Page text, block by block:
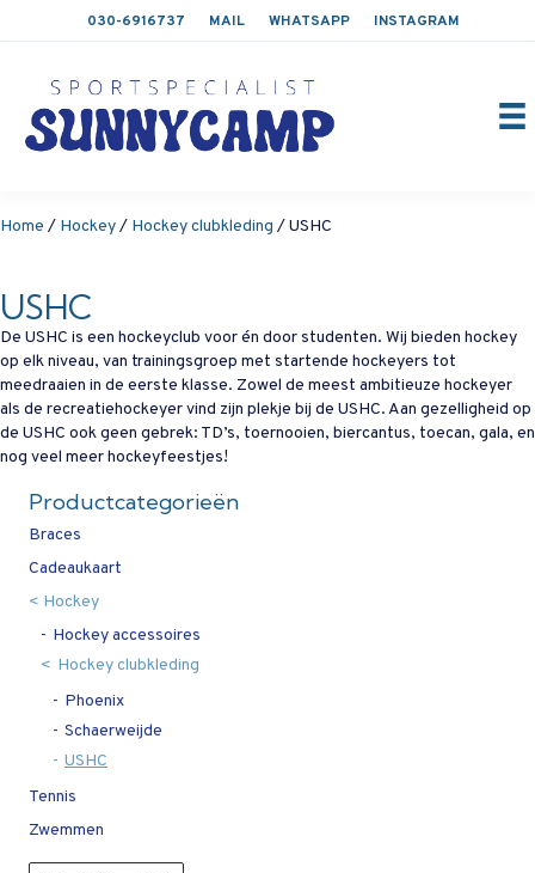
030-6916737 MAIL WHATSAPP INSTAGRAM
Home / Hockey/ Hockey clubkleding / USHC
USHC
De USHC is een hockeyclub voor én door studenten. Wij bieden hockey
op elk niveau, van trainingsgroep met startende hockeyers tot
meedraaien in de eerste klasse. Zowel de meest ambitieuze hockeyer
als de recreatiehockeyer vind zijn plekje bij de USHC. Aan gezelligheid op
de USHC ook geen gebrek: TD’s, toernooien, biercantus, toecan, gala, en
nog veel meer hockeyfeestjes!
Productcategorieën
Braces
Cadeaukaart
Hockey
Hockey accessoires
Hockey clubkleding
Phoenix
Schaerweijde
USHC
Tennis
Zwemmen